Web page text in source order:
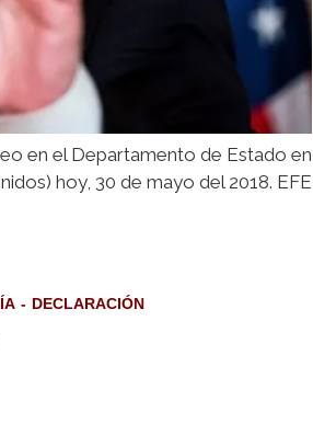
en el Departamento de Estado en
hoy, 30 de mayo del 2018. EFE
DECLARACIÓN